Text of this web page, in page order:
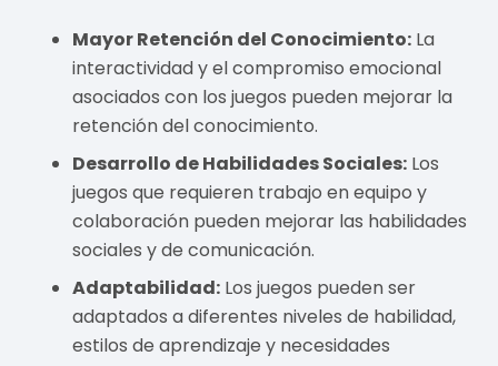
Mayor Retención del Conocimiento: La
interactividad y el compromiso emocional
asociados con los juegos pueden mejorar la
retención del conocimiento.
Desarrollo de Habilidades Sociales: Los
juegos que requieren trabajo en equipo y
colaboración pueden mejorar las habilidades
sociales y de comunicación.
Adaptabilidad: Los juegos pueden ser
adaptados a diferentes niveles de habilidad,
estilos de aprendizaje y necesidades